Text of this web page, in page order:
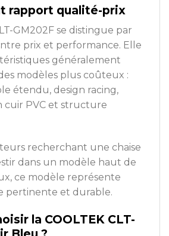
rapport qualité-prix
GM202F se distingue par
prix et performance. Elle
généralement
modèles plus coûteux :
étendu, design racing,
cuir PVC et structure
recherchant une chaise
dans un modèle haut de
ce modèle représente
pertinente et durable.
la COOLTEK CLT-